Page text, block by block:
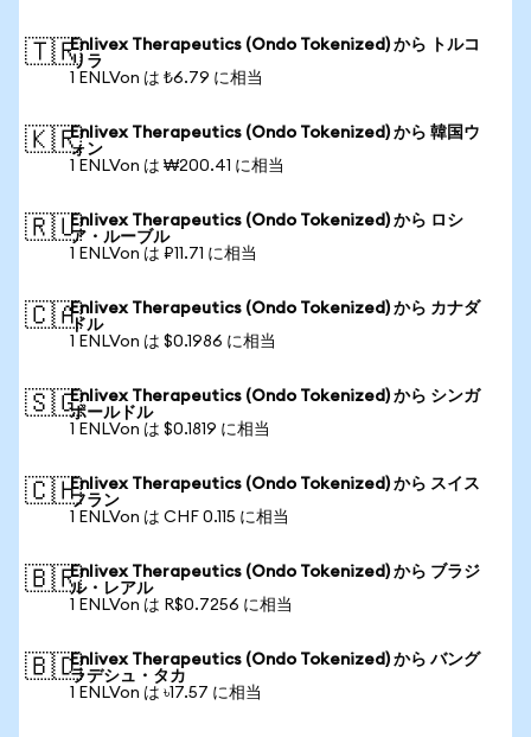
🇹🇷Enlivex Therapeutics (Ondo Tokenized) から トルコ
リラ
1 ENLVon は ₺6.79 に相当
🇰🇷Enlivex Therapeutics (Ondo Tokenized) から 韓国ウ
ォン
1 ENLVon は ₩200.41 に相当
🇷🇺Enlivex Therapeutics (Ondo Tokenized) から ロシ
ア・ルーブル
1 ENLVon は ₽11.71 に相当
🇨🇦Enlivex Therapeutics (Ondo Tokenized) から カナダ
ドル
1 ENLVon は $0.1986 に相当
🇸🇬Enlivex Therapeutics (Ondo Tokenized) から シンガ
ポールドル
1 ENLVon は $0.1819 に相当
🇨🇭Enlivex Therapeutics (Ondo Tokenized) から スイス
フラン
1 ENLVon は CHF 0.115 に相当
🇧🇷Enlivex Therapeutics (Ondo Tokenized) から ブラジ
ル・レアル
1 ENLVon は R$0.7256 に相当
🇧🇩Enlivex Therapeutics (Ondo Tokenized) から バング
ラデシュ・タカ
1 ENLVon は ৳17.57 に相当